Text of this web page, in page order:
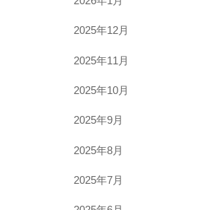
2025年12月
2025年11月
2025年10月
2025年9月
2025年8月
2025年7月